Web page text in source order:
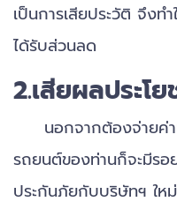
เป็นการเสียประวัติ จึงท
ได้รับส่วนลด
2.เสียผลประโ
นอกจากต้องจ่ายค่า
รถยนต์ของท่านก็จะมีรอ
ประกันภัยกับบริษัทฯ ให